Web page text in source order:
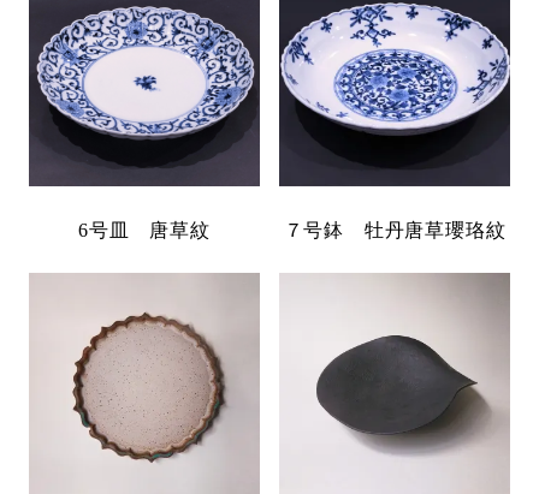
6号皿 唐草紋 ７号鉢 牡丹唐草瓔珞紋